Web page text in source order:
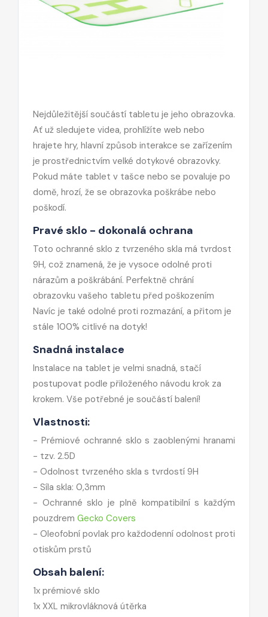
Nejdůležitější součástí tabletu je jeho obrazovka.
Ať už sledujete videa, prohlížíte web nebo
hrajete hry, hlavní způsob interakce se zařízením
je prostřednictvím velké dotykové obrazovky.
Pokud máte tablet v tašce nebo se povaluje po
domě, hrozí, že se obrazovka poškrábe nebo
poškodí.
Pravé sklo - dokonalá ochrana
Toto ochranné sklo z tvrzeného skla má tvrdost
9H, což znamená, že je vysoce odolné proti
nárazům a poškrábání. Perfektně chrání
obrazovku vašeho tabletu před poškozením
Navíc je také odolné proti rozmazání, a přitom je
stále 100% citlivé na dotyk!
Snadná instalace
Instalace na tablet je velmi snadná, stačí
postupovat podle přiloženého návodu krok za
krokem. Vše potřebné je součástí balení!
Vlastnosti:
- Prémiové ochranné sklo s zaoblenými hranami
- tzv. 2.5D
- Odolnost tvrzeného skla s tvrdostí 9H
- Síla skla: 0,3mm
- Ochranné sklo je plně kompatibilní s každým
pouzdrem Gecko Covers
- Oleofobní povlak pro každodenní odolnost proti
otiskům prstů
Obsah balení:
1x prémiové sklo
1x XXL mikrovláknová útěrka